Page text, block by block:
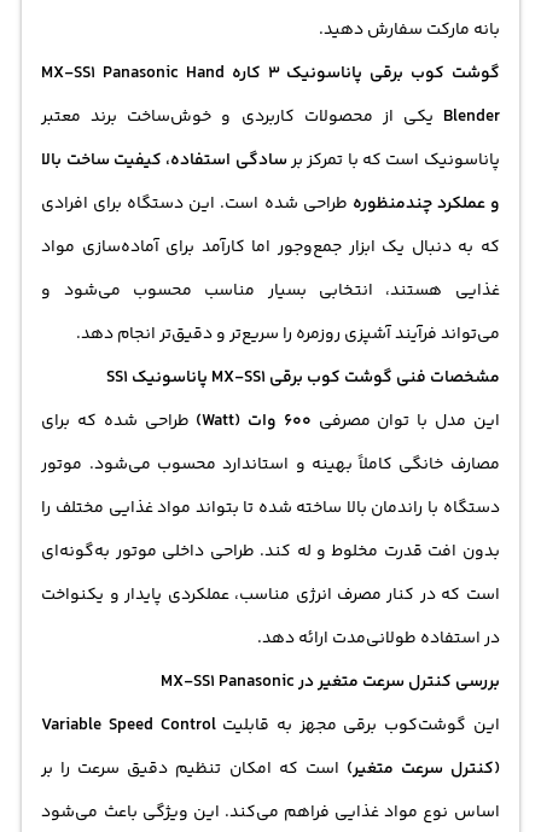
بانه مارکت سفارش دهید.
گوشت کوب برقی پاناسونیک 3 کاره MX-SS1 Panasonic Hand
Blender یکی از محصولات کاربردی و خوش‌ساخت برند معتبر
پاناسونیک است که با تمرکز برسادگی استفاده، کیفیت ساخت بالا
و عملکرد چندمنظوره طراحی شده است. این دستگاه برای افرادی
که به دنبال یک ابزار جمع‌وجور اما کارآمد برای آماده‌سازی مواد
غذایی هستند، انتخابی بسیار مناسب محسوب می‌شود و
می‌تواند فرآیند آشپزی روزمره را سریع‌تر و دقیق‌تر انجام دهد.
مشخصات فنی گوشت کوب برقی MX-SS1 پاناسونیک SS1
این مدل با توان مصرفی 600 وات (Watt)
طراحی شده که برای
مصارف خانگی کاملاً بهینه و استاندارد محسوب می‌شود. موتور
دستگاه با راندمان بالا ساخته شده تا بتواند مواد غذایی مختلف را
بدون افت قدرت مخلوط و له کند. طراحی داخلی موتور به‌گونه‌ای
است که در کنار مصرف انرژی مناسب، عملکردی پایدار و یکنواخت
در استفاده طولانی‌مدت ارائه دهد.
بررسی کنترل سرعت متغیر در MX-SS1 Panasonic
این گوشت‌کوب برقی مجهز به قابلیتVariable Speed Control
(کنترل سرعت متغیر) است که امکان تنظیم دقیق سرعت را بر
اساس نوع مواد غذایی فراهم می‌کند. این ویژگی باعث می‌شود